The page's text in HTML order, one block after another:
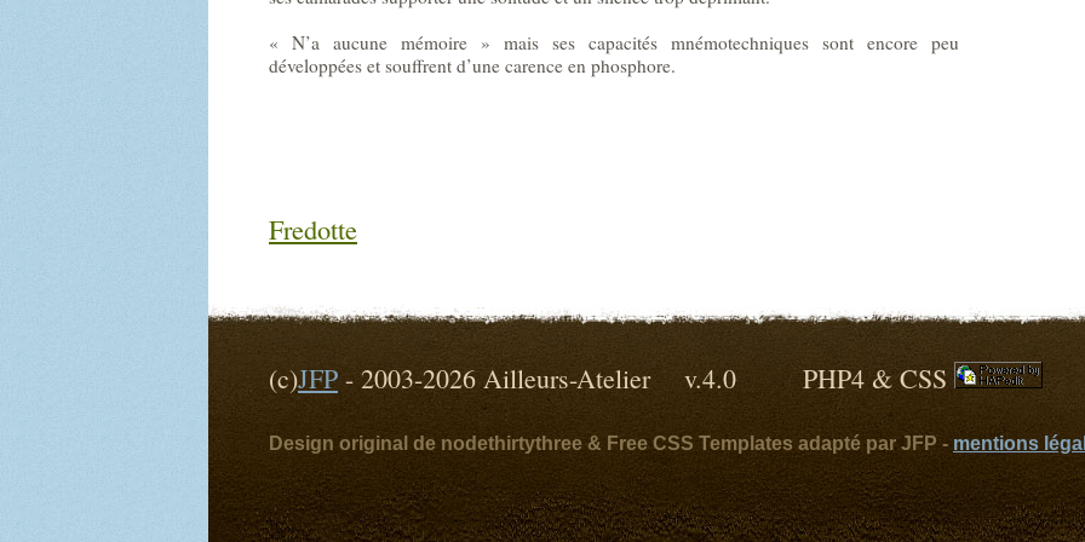
« N’a aucune mémoire » mais ses capacités mnémotechniques sont encore peu
développées et souffrent d’une carence en phosphore.
Fredotte
(c)JFP - 2003-2026 Ailleurs-Atelier v.4.0 PHP4 & CSS
Design original de nodethirtythree & Free CSS Templates adapté par JFP - mentions